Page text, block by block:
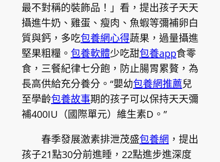
最不對稱的裝飾品！」看，提出孩子天天
攝進牛奶、雞蛋、瘦肉、魚蝦等彌補卵白
質與鈣，多吃包養網心得蔬果，過量攝進
堅果粗糧。 包養軟體少吃甜包養app食零
食，三餐紀律七分飽，防止腸胃累贅，為
長高供給充分養分。“嬰幼包養網推薦兒
至學齡包養故事期的孩子可以保持天天彌
補400IU（國際單元）維生素D。”
春季發展激素排泄茂盛包養網 ，提出
孩子21點30分前進睡，22點進步進深度